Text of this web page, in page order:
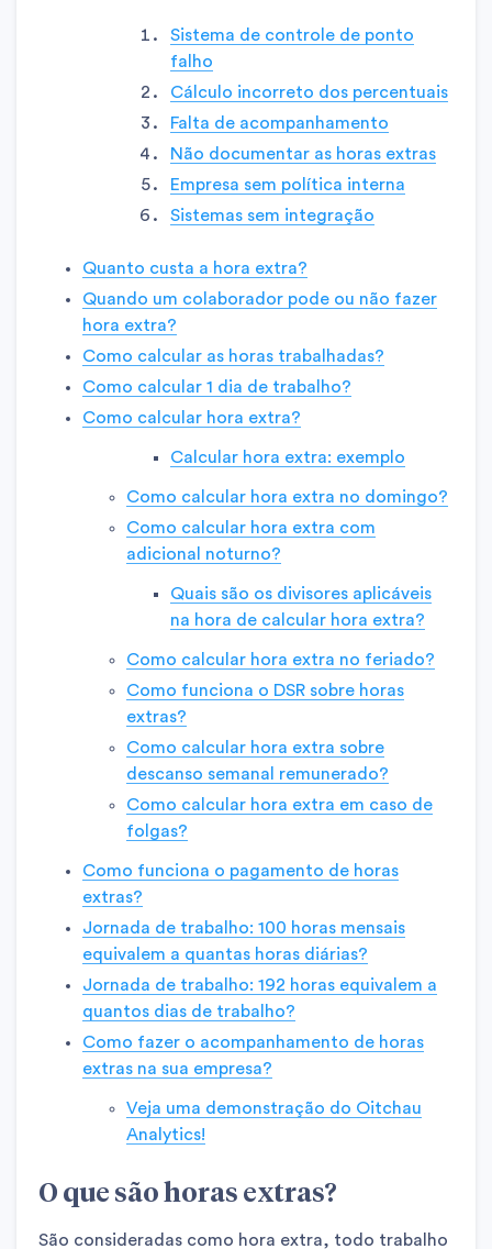
Sistema de controle de ponto
falho
Cálculo incorreto dos percentuais
Falta de acompanhamento
Não documentar as horas extras
Empresa sem política interna
Sistemas sem integração
Quanto custa a hora extra?
Quando um colaborador pode ou não fazer
hora extra?
Como calcular as horas trabalhadas?
Como calcular 1 dia de trabalho?
Como calcular hora extra?
Calcular hora extra: exemplo
Como calcular hora extra no domingo?
Como calcular hora extra com
adicional noturno?
Quais são os divisores aplicáveis
na hora de calcular hora extra?
Como calcular hora extra no feriado?
Como funciona o DSR sobre horas
extras?
Como calcular hora extra sobre
descanso semanal remunerado?
Como calcular hora extra em caso de
folgas?
Como funciona o pagamento de horas
extras?
Jornada de trabalho: 100 horas mensais
equivalem a quantas horas diárias?
Jornada de trabalho: 192 horas equivalem a
quantos dias de trabalho?
Como fazer o acompanhamento de horas
extras na sua empresa?
Veja uma demonstração do Oitchau
Analytics!
O que são horas extras?
São consideradas como hora extra, todo trabalho